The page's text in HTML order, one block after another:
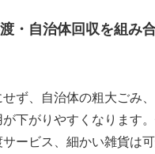
・自治体回収を組み
ず、自治体の粗大ごみ
下がりやすくなります
ービス、細かい雑貨は